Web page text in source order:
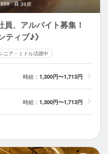
999 39席
、アルバイト募集！
ティブ♪》
ニア・ミドル活躍中
時給： 1,300円〜1,713円
時給： 1,300円〜1,713円